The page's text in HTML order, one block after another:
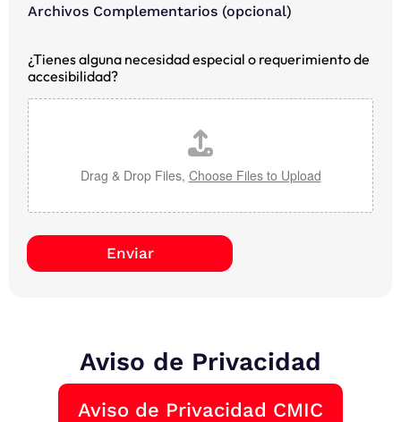
a
o
n
a
l
i
d
a
d
:
L
y
o
Archivos Complementarios (opcional)
¿Tienes alguna necesidad especial o requerimiento de
accesibilidad?
Drag & Drop Files, Choose Files to Upload
Enviar
Aviso de Privacidad
Aviso de Privacidad CMIC